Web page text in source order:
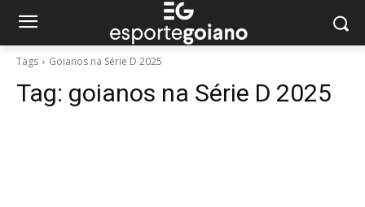
Tags Goianos na Série D 2025
Tag: goianos na Série D 2025